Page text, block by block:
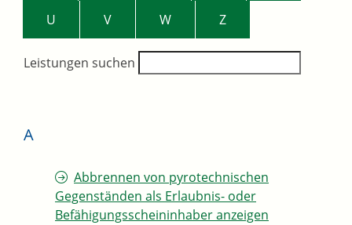
U V W Z
Leistungen suchen
A
Abbrennen von pyrotechnischen
Gegenständen als Erlaubnis- oder
Befähigungsscheininhaber anzeigen